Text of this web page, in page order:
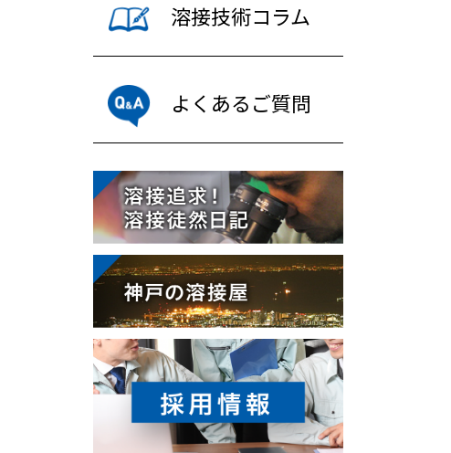
溶接技術コラム
よくあるご質問